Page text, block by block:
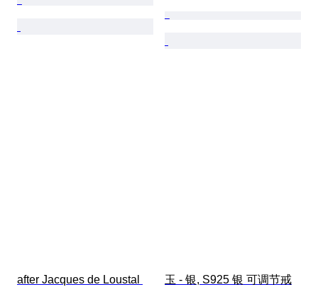
after Jacques de Loustal
玉 - 银, S925 银 可调节戒